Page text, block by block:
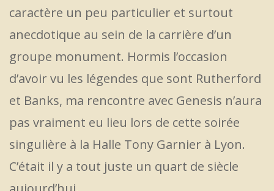
caractère un peu particulier et surtout
anecdotique au sein de la carrière d’un
groupe monument. Hormis l’occasion
d’avoir vu les légendes que sont Rutherford
et Banks, ma rencontre avec Genesis n’aura
pas vraiment eu lieu lors de cette soirée
singulière à la Halle Tony Garnier à Lyon.
C’était il y a tout juste un quart de siècle